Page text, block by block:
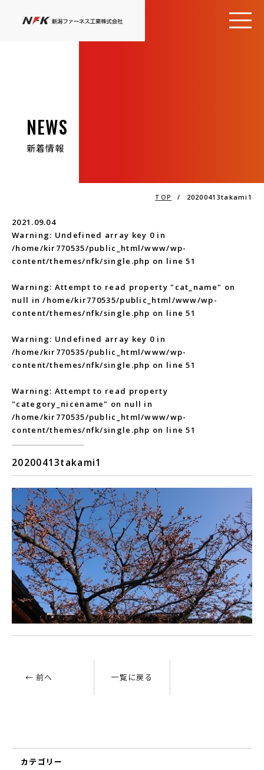
NEWS
新着情報
TOP / 20200413takami1
2021.09.04
Warning: Undefined array key 0 in
/home/kir770535/public_html/www/wp-
content/themes/nfk/single.php on line51
Warning: Attempt to read property "cat_name" on
null in/home/kir770535/public_html/www/wp-
content/themes/nfk/single.php on line51
Warning: Undefined array key 0 in
/home/kir770535/public_html/www/wp-
content/themes/nfk/single.php on line51
Warning: Attempt to read property
"category_nicename" on null in
/home/kir770535/public_html/www/wp-
content/themes/nfk/single.php on line51
20200413takami1
← 前へ 一覧に戻る
カテゴリー